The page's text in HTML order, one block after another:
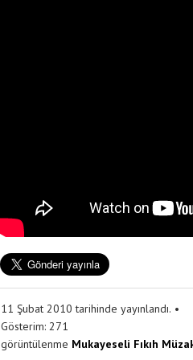
11 Şubat 2010 tarihinde yayınlandı.
Gösterim: 271
görüntülenme Mukayeseli Fıkıh